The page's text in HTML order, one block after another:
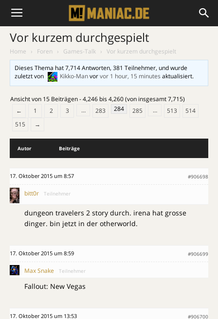
Vor kurzem durchgespielt
Home › Foren › Games-Talk › Vor kurzem durchgespielt
Dieses Thema hat 7,714 Antworten, 381 Teilnehmer, und wurde
zuletzt von
Kikko-Manvorvor 1 hour, 15 minutes aktualisiert.
Ansicht von 15 Beiträgen - 4,246 bis 4,260 (von insgesamt 7,715)
←
1 2 3 … 283 284 285 … 513
514
515
→
Autor Beiträge
17. Oktober 2015 um 8:57 #906698
bitt0r Teilnehmer
dungeon travelers 2 story durch. irena hat grosse
dinger. bin jetzt in der otherworld.
17. Oktober 2015 um 8:59 #906699
Max Snake Teilnehmer
Fallout: New Vegas
17. Oktober 2015 um 13:53 #906700